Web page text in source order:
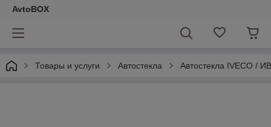
AvtoBOX
Товары и услуги Автостекла Автостекла IVECO /